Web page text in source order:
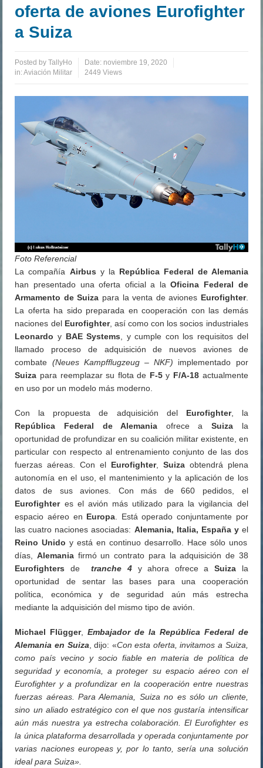
oferta de aviones Eurofighter
a Suiza
Posted byTallyHo Date: noviembre 19, 2020
in:Aviación Militar 2449 Views
Foto Referencial
La compañía Airbus y la República Federal de Alemania
han presentado una oferta oficial a laOficina Federal de
Armamento de Suiza para la venta de aviones Eurofighter.
La oferta ha sido preparada en cooperación con las demás
naciones del Eurofighter, así como con los socios industriales
Leonardo y BAE Systems , y cumple con los requisitos del
llamado proceso de adquisición de nuevos aviones de
combate (Neues Kampfflugzeug – NKF) implementado por
Suiza para reemplazar su flota de F-5y F/A-18actualmente
en uso por un modelo más moderno.
Con la propuesta de adquisición del Eurofighter, la
República Federal de Alemania ofrece a Suizala
oportunidad de profundizar en su coalición militar existente, en
particular con respecto al entrenamiento conjunto de las dos
fuerzas aéreas. Con el Eurofighter, Suizaobtendrá plena
autonomía en el uso, el mantenimiento y la aplicación de los
datos de sus aviones. Con más de 660 pedidos, el
Eurofighteres el avión más utilizado para la vigilancia del
espacio aéreo en Europa . Está operado conjuntamente por
las cuatro naciones asociadas: Alemania, Italia, España yel
Reino Unido y está en continuo desarrollo. Hace sólo unos
días,Alemania firmó un contrato para la adquisición de 38
Eurofighters de tranche 4y ahora ofrece a Suizala
oportunidad de sentar las bases para una cooperación
política, económica y de seguridad aún más estrecha
mediante la adquisición del mismo tipo de avión.
Michael Flügger,Embajador de la República Federal de
Alemania en Suiza , dijo: «Con esta oferta, invitamos a Suiza,
como país vecino y socio fiable en materia de política de
seguridad y economía, a proteger su espacio aéreo con el
Eurofighter y a profundizar en la cooperación entre nuestras
fuerzas aéreas. Para Alemania, Suiza no es sólo un cliente,
sino un aliado estratégico con el que nos gustaría intensificar
aún más nuestra ya estrecha colaboración. El Eurofighter es
la única plataforma desarrollada y operada conjuntamente por
varias naciones europeas y, por lo tanto, sería una solución
ideal para Suiza».